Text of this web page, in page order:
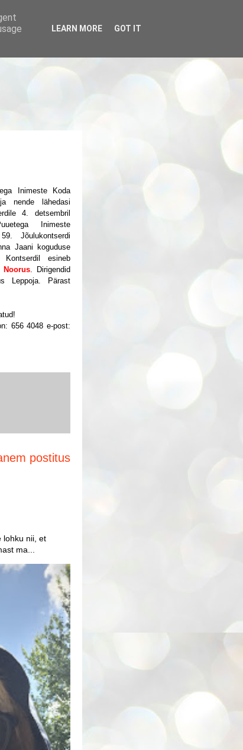
Inimeste Koda
nende lähedasi
4. detsembril
Inimeste
Jõulukontserdi
Jaani koguduse
Kontserdil esineb
Noorus. Dirigendid
Leppoja. Pärast
656 4048 e-post:
postitus
lohku nii, et
ma...
LEARN MORE GOT IT